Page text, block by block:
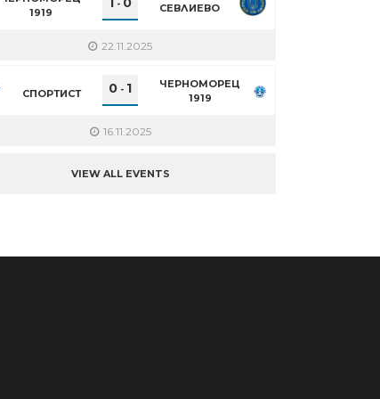
1919
- СЕВЛИЕВО
22.11.2025
СПОРТИСТ 0 - 1
ЧЕРНОМОРЕЦ
1919
16.11.2025
VIEW ALL EVENTS